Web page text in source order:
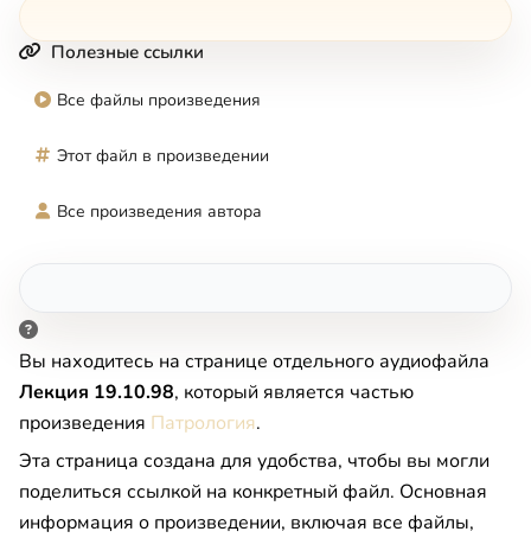
Полезные ссылки
Все файлы произведения
Этот файл в произведении
Все произведения автора
Вы находитесь на странице отдельного аудиофайла
Лекция 19.10.98, который является частью
произведения Патрология.
Эта страница создана для удобства, чтобы вы могли
поделиться ссылкой на конкретный файл. Основная
информация о произведении, включая все файлы,